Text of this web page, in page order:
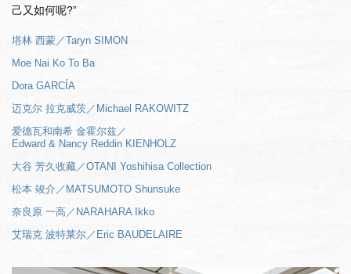
己又如何呢?”
塔林 西蒙／Taryn SIMON
Moe Nai Ko To Ba
Dora GARCÍA
迈克尔 拉克威茨／Michael RAKOWITZ
爱德瓦和南希 金霍尔兹／
Edward & Nancy Reddin KIENHOLZ
大谷 芳久收藏／OTANI Yoshihisa Collection
松本 竣介／MATSUMOTO Shunsuke
奈良原 一高／NARAHARA Ikko
艾瑞克 波特莱尔／Eric BAUDELAIRE